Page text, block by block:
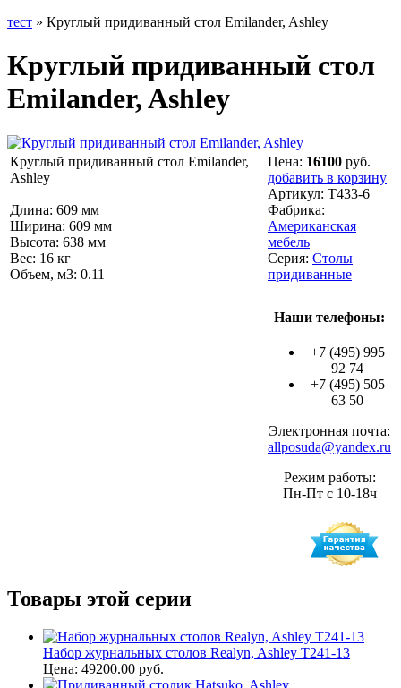
тест » Круглый придиванный стол Emilander, Ashley
Круглый придиванный стол
Emilander, Ashley
Круглый придиванный стол Emilander,
Ashley
Длина: 609 мм
Ширина: 609 мм
Высота: 638 мм
Вес: 16 кг
Объем, м3: 0.11
Цена: 16100 руб.
добавить в корзину
Артикул: T433-6
Фабрика:
Американская
мебель
Серия: Столы
придиванные
Наши телефоны:
+7 (495) 995
92 74
+7 (495) 505
63 50
Электронная почта:
allposuda@yandex.ru
Режим работы:
Пн-Пт с 10-18ч
Товары этой серии
Набор журнальных столов Realyn, Ashley T241-13
Цена: 49200.00 руб.